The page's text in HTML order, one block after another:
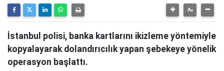
İstanbul polisi, banka kartlarını ikizleme yöntemiyle
kopyalayarak dolandırıcılık yapan şebekeye yönelik
operasyon başlattı.